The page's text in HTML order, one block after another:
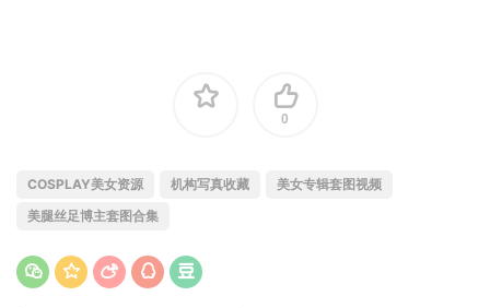
0
COSPLAY美女资源 机构写真收藏
美女专辑套图视频
美腿丝足博主套图合集